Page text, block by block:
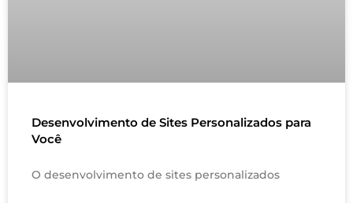
Desenvolvimento de Sites Personalizados para
Você
O desenvolvimento de sites personalizados